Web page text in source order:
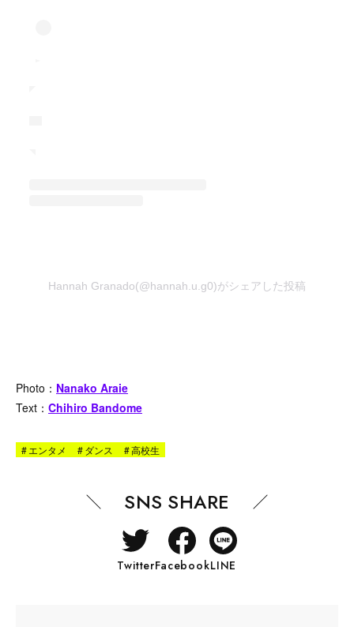
Hannah Granado(@hannah.u.g0)がシェアした投稿
Photo： Nanako Araie
Text： Chihiro Bandome
#エンタメ #ダンス #高校生
SNS SHARE
TwitterFacebookLINE